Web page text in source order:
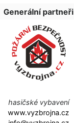
Generální partneři
hasičské vybavení
www.vyzbrojna.cz